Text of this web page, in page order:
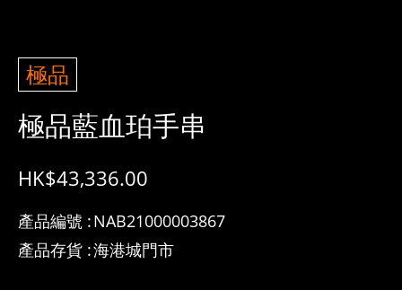
極品
極品藍血珀手串
HK$43,336.00
產品編號 :NAB21000003867
產品存貨 :海港城門市